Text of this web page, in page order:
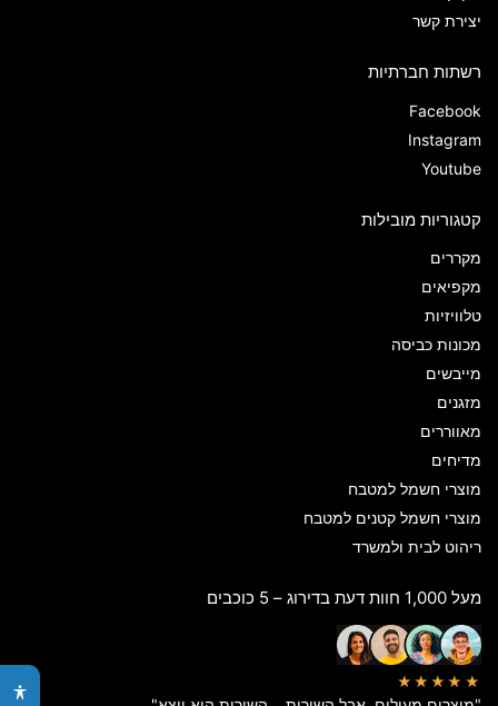
יצירת קשר
רשתות חברתיות
Facebook
Instagram
Youtube
קטגוריות מובילות
מקררים
מקפיאים
טלוויזיות
מכונות כביסה
מייבשים
מזגנים
מאווררים
מדיחים
מוצרי חשמל למטבח
מוצרי חשמל קטנים למטבח
ריהוט לבית ולמשרד
מעל 1,000 חוות דעת בדירוג – 5 כוכבים
★★★★★